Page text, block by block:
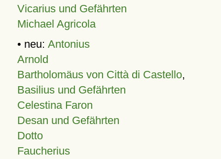
Vicarius und Gefährten
Michael Agricola
• neu: Antonius
Arnold
Bartholomäus von Città di Castello,
Basilius und Gefährten
Celestina Faron
Desan und Gefährten
Dotto
Faucherius